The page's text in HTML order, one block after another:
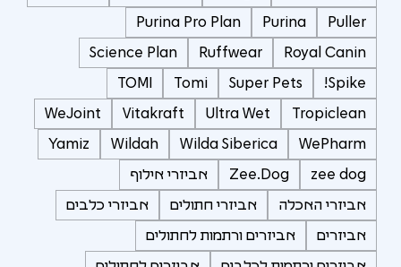
Puller
Purina
Purina Pro Plan
Royal Canin
Ruffwear
Science Plan
Spike!
Super Pets
Tomi
TOMI
Tropiclean
Ultra Wet
Vitakraft
WeJoint
WePharm
Wilda Siberica
Wildah
Yamiz
zee dog
Zee.Dog אביזרי אילוף
אביזרי האכלה אביזרי חתולים אביזרי כלבים
אביזרים אביזרים ורתמות לחתולים